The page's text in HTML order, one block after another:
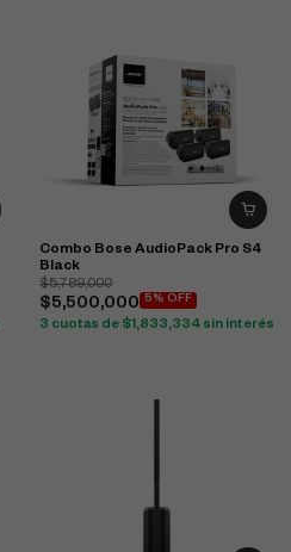
Combo Bose AudioPack Pro S4
Black
$5,789,000
$5,500,000 5% OFF
3 cuotas de $1,833,334 sin interés